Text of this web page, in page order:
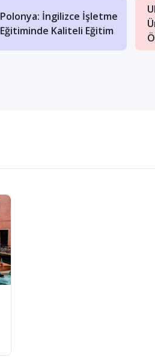
Polonya: İngilizce İşletme
Eğitiminde Kaliteli Eğitim